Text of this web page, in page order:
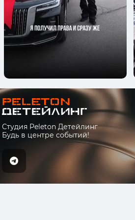
Студия Peleton Детейлинг
Будь в центре событий!